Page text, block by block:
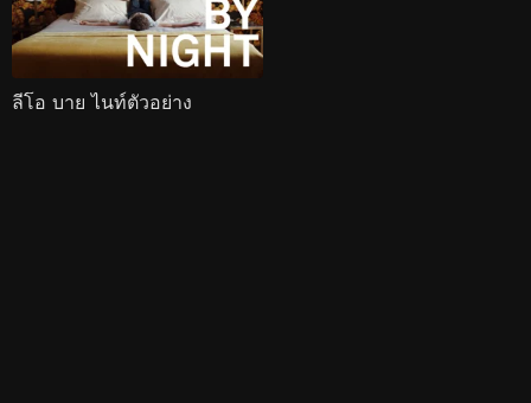
ลีโอ บาย ไนท์ตัวอย่าง